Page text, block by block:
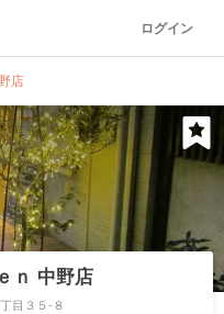
ログイン
店
ｎ 中野店
目３５-８